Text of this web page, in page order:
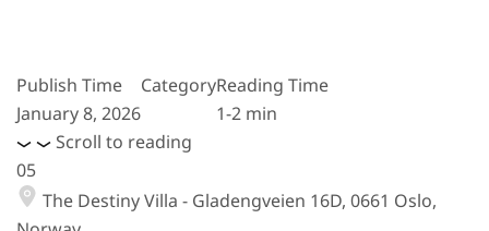
Publish Time
January 8, 2026
CategoryReading Time
1-2 min
Scroll to reading
05
The Destiny Villa - Gladengveien 16D, 0661 Oslo,